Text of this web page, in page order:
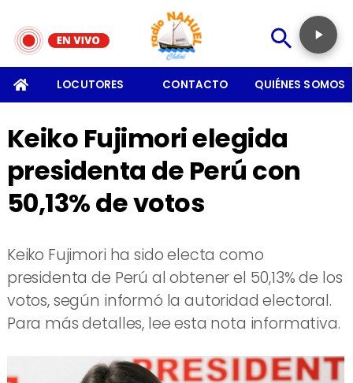
LOCUTORES CONTACTO QUIÉNES SOMOS
Keiko Fujimori elegida
presidenta de Perú con
50,13% de votos
Keiko Fujimori ha sido electa como
presidenta de Perú al obtener el 50,13% de los
votos, según informó la autoridad electoral.
Para más detalles, lee esta nota informativa.